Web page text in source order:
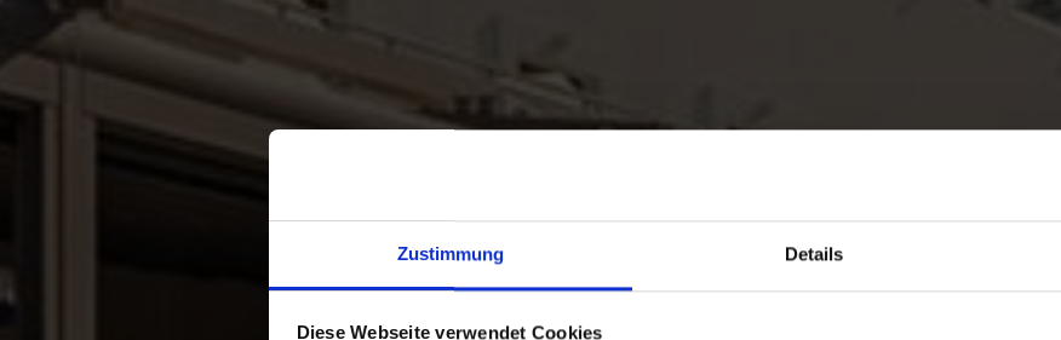
Zustimmung Details
Diese Webseite verwendet Cookies